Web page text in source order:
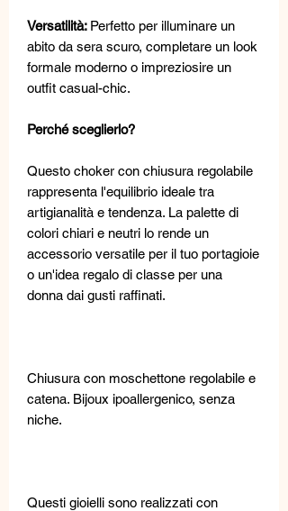
Versatilità: Perfetto per illuminare un
abito da sera scuro, completare un look
formale moderno o impreziosire un
outfit casual-chic.
Perché sceglierlo?
Questo choker con chiusura regolabile
rappresenta l'equilibrio ideale tra
artigianalità e tendenza. La palette di
colori chiari e neutri lo rende un
accessorio versatile per il tuo portagioie
o un'idea regalo di classe per una
donna dai gusti raffinati.
Chiusura con moschettone regolabile e
catena. Bijoux ipoallergenico, senza
niche.
Questi gioielli sono realizzati con